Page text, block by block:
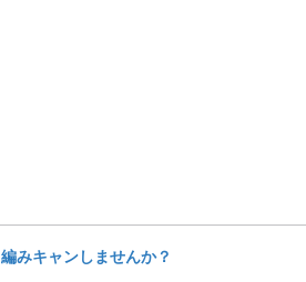
編みキャンしませんか？